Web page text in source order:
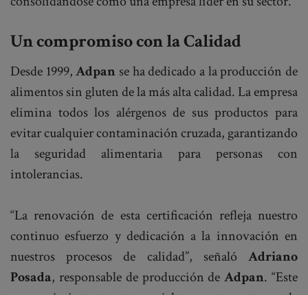
Un compromiso con la Calidad
Desde 1999,Adpan se ha dedicado a la producción de
alimentos sin gluten de la más alta calidad. La empresa
elimina todos los alérgenos de sus productos para
evitar cualquier contaminación cruzada, garantizando
la seguridad alimentaria para personas con
intolerancias.
“La renovación de esta certificación refleja nuestro
continuo esfuerzo y dedicación a la innovación en
nuestros procesos de calidad”, señaló Adriano
Posada, responsable de producción deAdpan. “Este